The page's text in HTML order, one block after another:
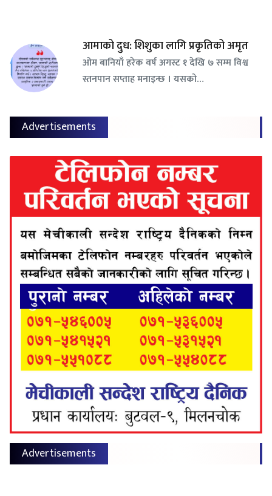
आमाको दुध: शिशुका लागि प्रकृतिको अमृत
ओम बानियाँ हरेक वर्ष अगस्ट १ देखि ७ सम्म विश्व
स्तनपान सप्ताह मनाइन्छ । यसको…
Advertisements
Advertisements